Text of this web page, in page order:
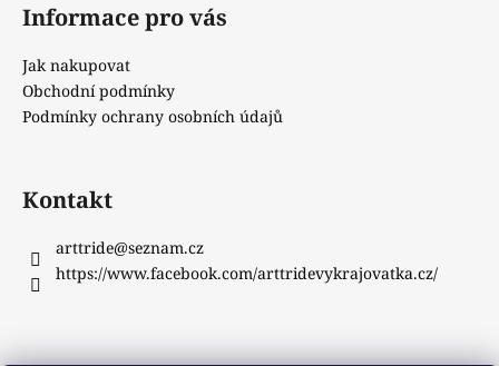
Informace pro vás
Jak nakupovat
Obchodní podmínky
Podmínky ochrany osobních údajů
Kontakt
arttride@seznam.cz
https://www.facebook.com/arttridevykrajovatka.cz/